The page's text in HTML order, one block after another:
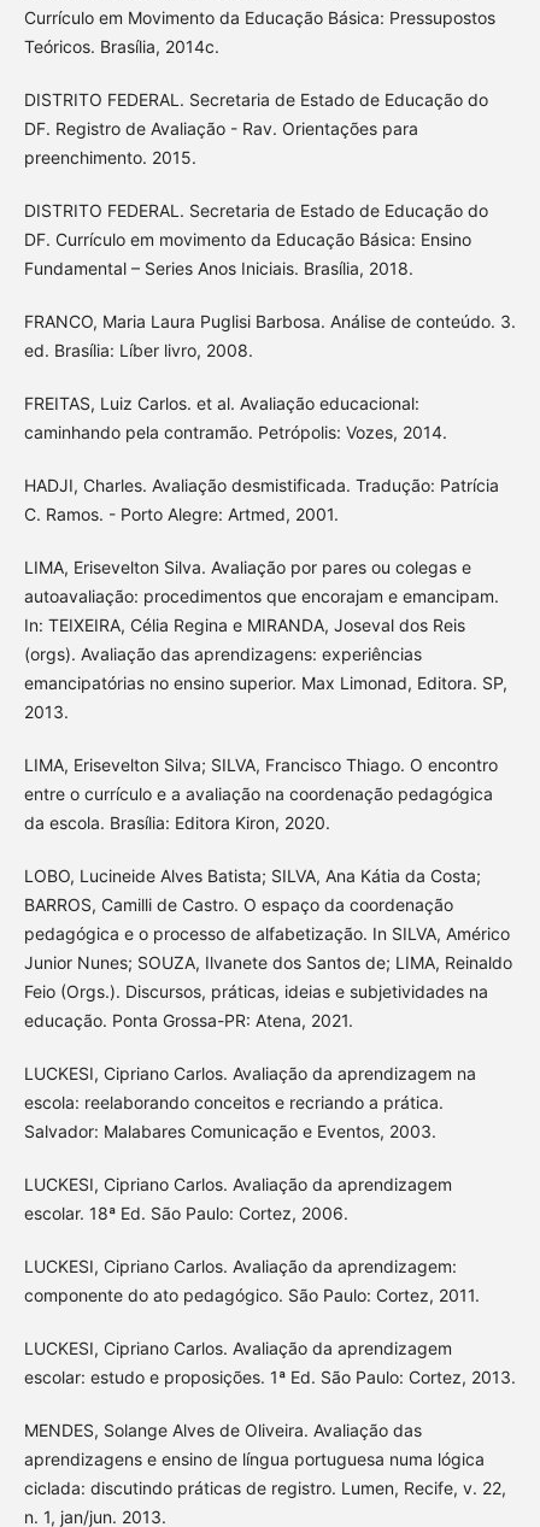
Currículo em Movimento da Educação Básica: Pressupostos
Teóricos. Brasília, 2014c.
DISTRITO FEDERAL. Secretaria de Estado de Educação do
DF. Registro de Avaliação - Rav. Orientações para
preenchimento. 2015.
DISTRITO FEDERAL. Secretaria de Estado de Educação do
DF. Currículo em movimento da Educação Básica: Ensino
Fundamental – Series Anos Iniciais. Brasília, 2018.
FRANCO, Maria Laura Puglisi Barbosa. Análise de conteúdo. 3.
ed. Brasília: Líber livro, 2008.
FREITAS, Luiz Carlos. et al. Avaliação educacional:
caminhando pela contramão. Petrópolis: Vozes, 2014.
HADJI, Charles. Avaliação desmistificada. Tradução: Patrícia
C. Ramos. - Porto Alegre: Artmed, 2001.
LIMA, Erisevelton Silva. Avaliação por pares ou colegas e
autoavaliação: procedimentos que encorajam e emancipam.
In: TEIXEIRA, Célia Regina e MIRANDA, Joseval dos Reis
(orgs). Avaliação das aprendizagens: experiências
emancipatórias no ensino superior. Max Limonad, Editora. SP,
2013.
LIMA, Erisevelton Silva; SILVA, Francisco Thiago. O encontro
entre o currículo e a avaliação na coordenação pedagógica
da escola. Brasília: Editora Kiron, 2020.
LOBO, Lucineide Alves Batista; SILVA, Ana Kátia da Costa;
BARROS, Camilli de Castro. O espaço da coordenação
pedagógica e o processo de alfabetização. In SILVA, Américo
Junior Nunes; SOUZA, Ilvanete dos Santos de; LIMA, Reinaldo
Feio (Orgs.). Discursos, práticas, ideias e subjetividades na
educação. Ponta Grossa-PR: Atena, 2021.
LUCKESI, Cipriano Carlos. Avaliação da aprendizagem na
escola: reelaborando conceitos e recriando a prática.
Salvador: Malabares Comunicação e Eventos, 2003.
LUCKESI, Cipriano Carlos. Avaliação da aprendizagem
escolar. 18ª Ed. São Paulo: Cortez, 2006.
LUCKESI, Cipriano Carlos. Avaliação da aprendizagem:
componente do ato pedagógico. São Paulo: Cortez, 2011.
LUCKESI, Cipriano Carlos. Avaliação da aprendizagem
escolar: estudo e proposições. 1ª Ed. São Paulo: Cortez, 2013.
MENDES, Solange Alves de Oliveira. Avaliação das
aprendizagens e ensino de língua portuguesa numa lógica
ciclada: discutindo práticas de registro. Lumen, Recife, v. 22,
n. 1, jan/jun. 2013.